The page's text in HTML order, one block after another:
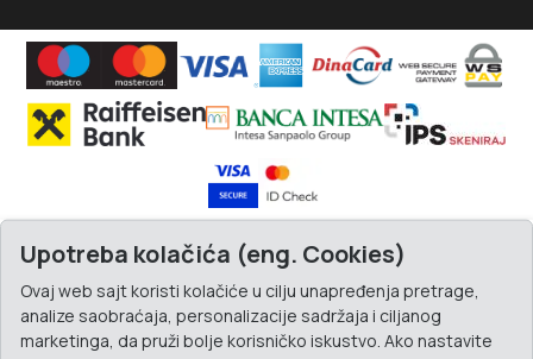
Upotreba kolačića (eng. Cookies)
Ovaj web sajt koristi kolačiće u cilju unapređenja pretrage,
analize saobraćaja, personalizacije sadržaja i ciljanog
marketinga, da pruži bolje korisničko iskustvo. Ako nastavite